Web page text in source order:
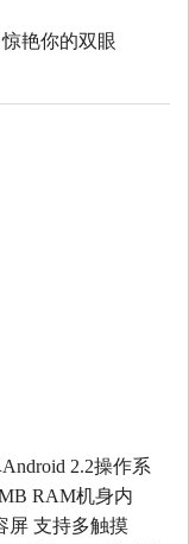
艳你的双眼
2.2操作系
RAM机身内
屏 支持多触摸